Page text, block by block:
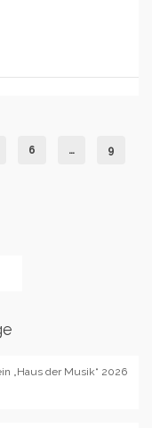
6 … 9
„Haus der Musik“ 2026